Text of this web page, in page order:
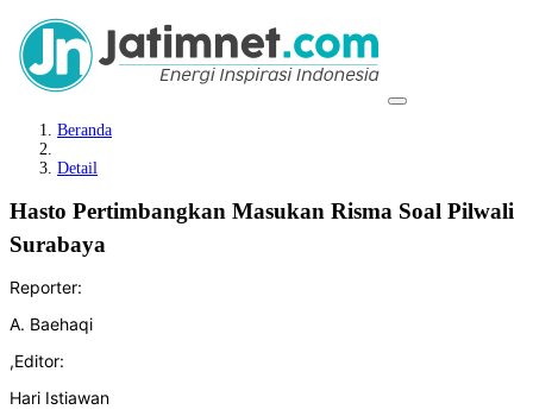
Beranda
Detail
Hasto Pertimbangkan Masukan Risma Soal Pilwali
Surabaya
Reporter:
A. Baehaqi
,Editor:
Hari Istiawan